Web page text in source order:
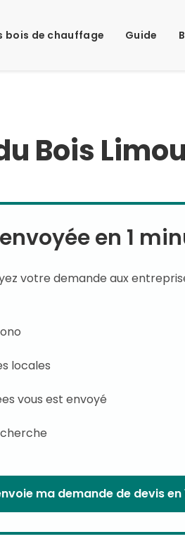
bois de chauffage Guide
Bois
en 1
votre demande aux
locales
vous est envoyé
ma demande de devis en